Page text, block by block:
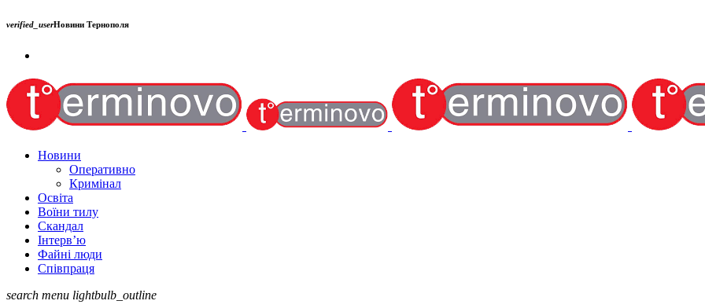
verified_userНовини Тернополя
Новини
Оперативно
Кримінал
Освіта
Воїни тилу
Скандал
Інтерв’ю
Файні люди
Співпраця
search menu lightbulb_outline